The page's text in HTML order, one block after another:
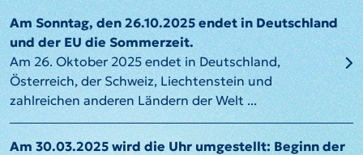
Am Sonntag, den 26.10.2025 endet in Deutschland
und der EU die Sommerzeit.
Am 26. Oktober 2025 endet in Deutschland,
Österreich, der Schweiz, Liechtenstein und
zahlreichen anderen Ländern der Welt ...
Am 30.03.2025 wird die Uhr umgestellt: Beginn der